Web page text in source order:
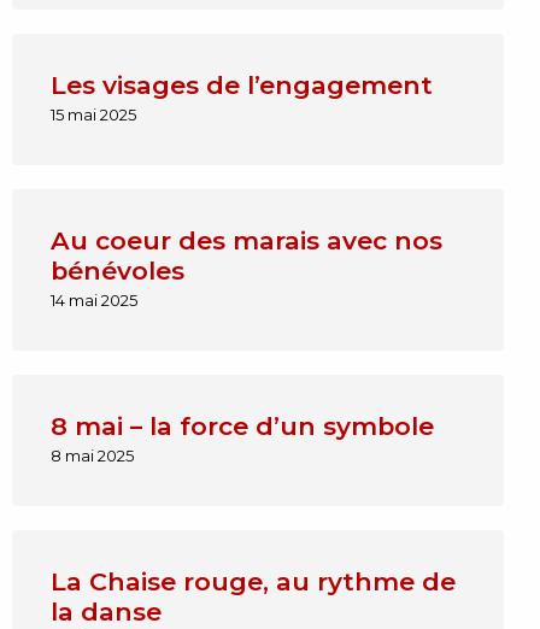
Les visages de l’engagement
15 mai 2025
Au coeur des marais avec nos
bénévoles
14 mai 2025
8 mai – la force d’un symbole
8 mai 2025
La Chaise rouge, au rythme de
la danse